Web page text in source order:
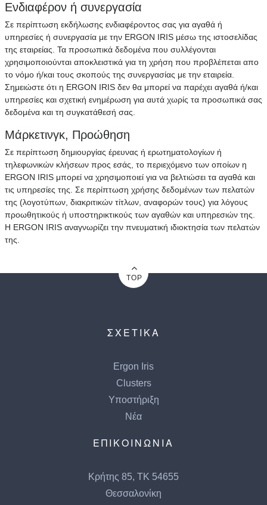
Ενδιαφέρον ή συνεργασία
Σε περίπτωση εκδήλωσης ενδιαφέροντος σας για αγαθά ή
υπηρεσίες ή συνεργασία με την ERGON IRIS μέσω της ιστοσελίδας
της εταιρείας. Τα προσωπικά δεδομένα που συλλέγονται
χρησιμοποιούνται αποκλειστικά για τη χρήση που προβλέπεται απο
το νόμο ή/και τους σκοπούς της συνεργασίας με την εταιρεία.
Σημειώστε ότι η ERGON IRIS δεν θα μπορεί να παρέχει αγαθά ή/και
υπηρεσίες και σχετική ενημέρωση για αυτά χωρίς τα προσωπικά σας
δεδομένα και τη συγκατάθεσή σας.
Μάρκετινγκ, Προώθηση
Σε περίπτωση δημιουργίας έρευνας ή ερωτηματολογίων ή
τηλεφωνικών κλήσεων προς εσάς, το περιεχόμενο των οποίων η
ERGON IRIS μπορεί να χρησιμοποιεί για να βελτιώσει τα αγαθά και
τις υπηρεσίες της. Σε περίπτωση χρήσης δεδομένων των πελατών
της (λογοτύπων, διακριτικών τίτλων, αναφορών τους) για λόγους
προωθητικούς ή υποστηρικτικούς των αγαθών και υπηρεσιών της.
Η ERGON IRIS αναγνωρίζει την πνευματική ιδιοκτησία των πελατών
της.
TOP
ΣΧΕΤΙΚΑ
Ergon Iris
Clusters
Υποστήριξη
Νέα
ΕΠΙΚΟΙΝΩΝΙΑ
Κρήτης 85, ΤΚ 54655
Θεσσαλονίκη